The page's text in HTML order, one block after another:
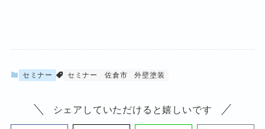
セミナー セミナー 佐倉市 外壁塗装
シェアしていただけると嬉しいです